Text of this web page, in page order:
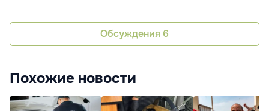
Обсуждения 6
Похожие новости